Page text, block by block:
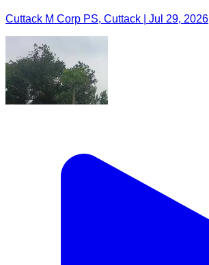
Cuttack M Corp PS, Cuttack | Jul 29, 2026